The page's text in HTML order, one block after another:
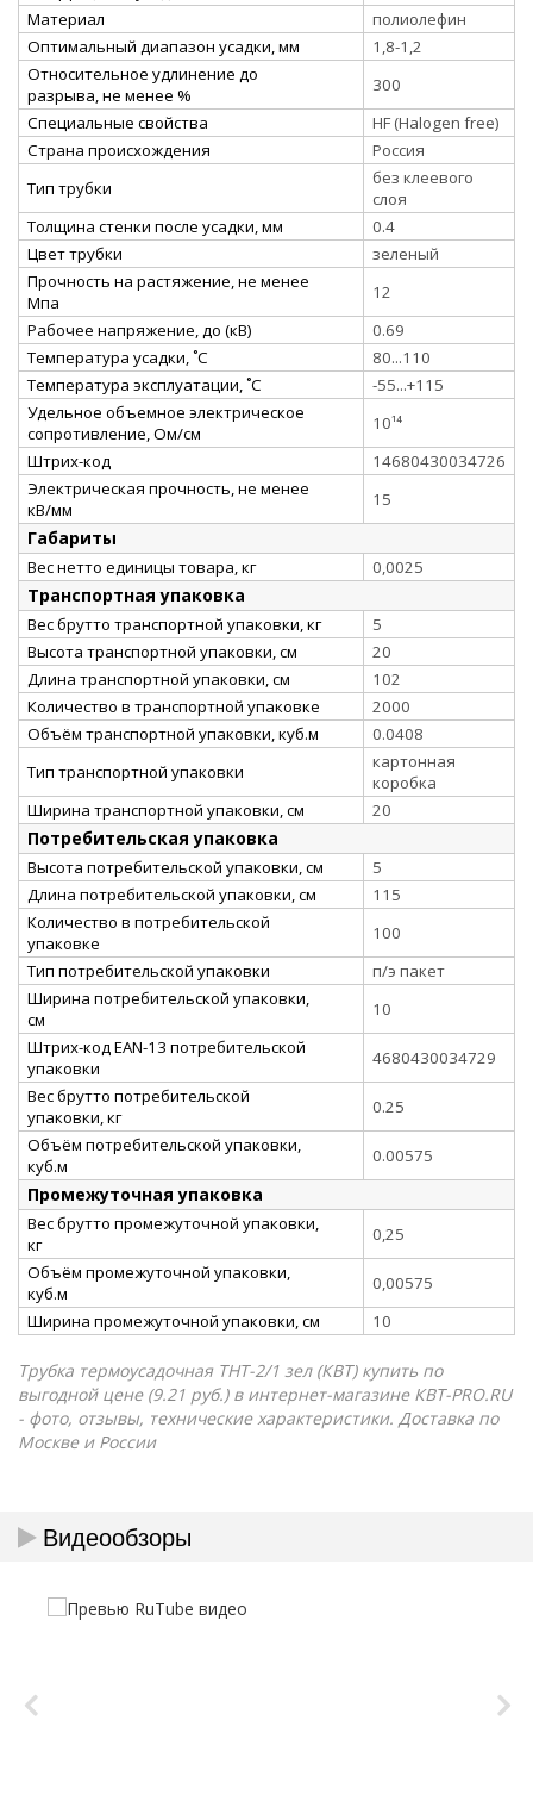
Материал
полиолефин
Оптимальный диапазон усадки, мм
1,8-1,2
Относительное удлинение до
разрыва, не менее %
300
Специальные свойства
HF (Halogen free)
Страна происхождения
Россия
Тип трубки
без клеевого
слоя
Толщина стенки после усадки, мм
0.4
Цвет трубки
зеленый
Прочность на растяжение, не менее
Мпа
12
Рабочее напряжение, до (кВ)
0.69
Температура усадки, ˚С
80...110
Температура эксплуатации, ˚С
-55...+115
Удельное объемное электрическое
сопротивление, Ом/см
10¹⁴
Штрих-код
14680430034726
Электрическая прочность, не менее
кВ/мм
15
Габариты
Вес нетто единицы товара, кг 0,0025
Транспортная упаковка
Вес брутто транспортной упаковки, кг
5
Высота транспортной упаковки, см
20
Длина транспортной упаковки, см
102
Количество в транспортной упаковке
2000
Объём транспортной упаковки, куб.м
0.0408
Тип транспортной упаковки
картонная
коробка
Ширина транспортной упаковки, см
20
Потребительская упаковка
Высота потребительской упаковки, см
5
Длина потребительской упаковки, см
115
Количество в потребительской
упаковке
100
Тип потребительской упаковки
п/э пакет
Ширина потребительской упаковки,
см
10
Штрих-код EAN-13 потребительской
упаковки
4680430034729
Вес брутто потребительской
упаковки, кг
0.25
Объём потребительской упаковки,
куб.м
0.00575
Промежуточная упаковка
Вес брутто промежуточной упаковки,
кг
0,25
Объём промежуточной упаковки,
куб.м
0,00575
Ширина промежуточной упаковки, см
10
Трубка термоусадочная ТНТ-2/1 зел (КВТ) купить по
выгодной цене (9.21 руб.) в интернет-магазине КВТ-PRO.RU
- фото, отзывы, технические характеристики. Доставка по
Москве и России
Видеообзоры